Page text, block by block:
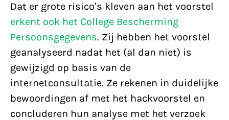
Dat er grote risico’s kleven aan het voorstel
erkent ook het College Bescherming
Persoonsgegevens. Zij hebben het voorstel
geanalyseerd nadat het (al dan niet) is
gewijzigd op basis van de
internetconsultatie. Ze rekenen in duidelijke
bewoordingen af met het hackvoorstel en
concluderen hun analyse met het verzoek